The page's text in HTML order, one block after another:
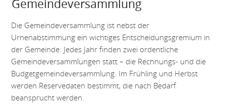
Inhalt
Gemeindeversammlung
Die Gemeindeversammlung ist nebst der
Urnenabstimmung ein wichtiges Entscheidungsgremium in
der Gemeinde. Jedes Jahr finden zwei ordentliche
Gemeindeversammlungen statt – die Rech­nungs- und die
Budgetgemeindeversammlung. Im Frühling und Herbst
werden Reservedaten bestimmt, die nach Bedarf
beansprucht werden.